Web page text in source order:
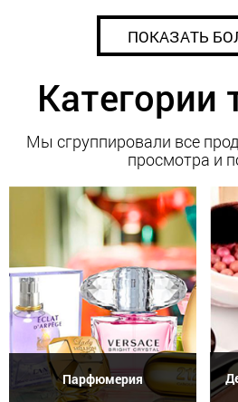
ПОКАЗАТЬ
Категории
Мы сгруппировали все
просмотра и
Парфюмерия